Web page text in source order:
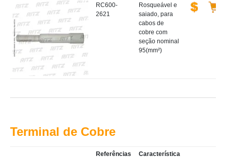
RC600-
2621
Rosqueável e
saiado, para
cabos de
cobre com
seção nominal
95(mm²)
Terminal de Cobre
Referências Característica